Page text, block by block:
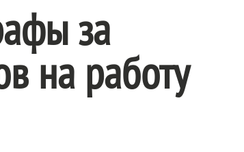
за
на работу